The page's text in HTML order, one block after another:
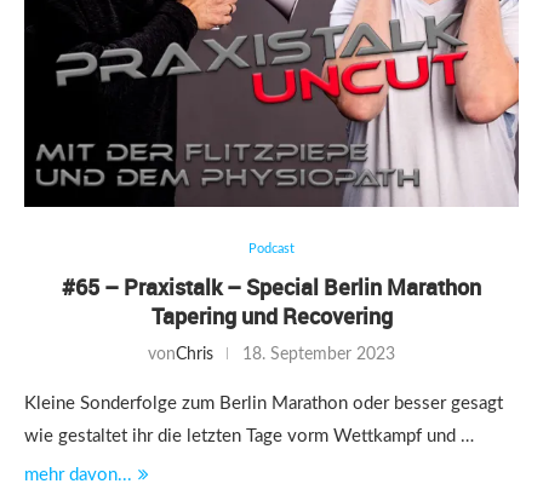
Podcast
#65 – Praxistalk – Special Berlin Marathon
Tapering und Recovering
vonChris 18. September 2023
Kleine Sonderfolge zum Berlin Marathon oder besser gesagt
wie gestaltet ihr die letzten Tage vorm Wettkampf und …
mehr davon...